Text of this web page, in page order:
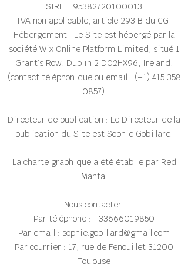
SIRET: 95382720100013
TVA non applicable, article 293 B du CGI
Hébergement : Le Site est hébergé par la
société Wix Online Platform Limited, situé 1
Grant’s Row, Dublin 2 D02HX96, Ireland,
(contact téléphonique ou email : (+1) 415 358
0857).
Directeur de publication : Le Directeur de la
publication du Site est Sophie Gobillard.
La charte graphique a été établie par Red
Manta.
Nous contacter
Par téléphone : +33666019850
Par email : sophie.gobillard@gmail.com
Par courrier : 17, rue de Fenouillet 31200
Toulouse